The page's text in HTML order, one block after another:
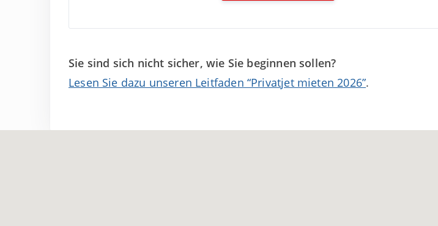
Sie sind sich nicht sicher, wie Sie beginnen sollen?
Lesen Sie dazu unseren Leitfaden “Privatjet mieten 2026”.